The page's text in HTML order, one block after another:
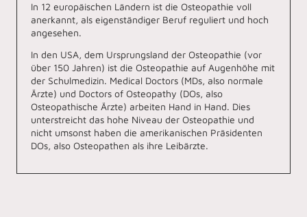
In 12 europäischen Ländern ist die Osteopathie voll
anerkannt, als eigenständiger Beruf reguliert und hoch
angesehen.
In den USA, dem Ursprungsland der Osteopathie (vor
über 150 Jahren) ist die Osteopathie auf Augenhöhe mit
der Schulmedizin. Medical Doctors (MDs, also normale
Ärzte) und Doctors of Osteopathy (DOs, also
Osteopathische Ärzte) arbeiten Hand in Hand. Dies
unterstreicht das hohe Niveau der Osteopathie und
nicht umsonst haben die amerikanischen Präsidenten
DOs, also Osteopathen als ihre Leibärzte.